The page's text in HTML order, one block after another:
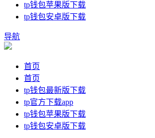
tp钱包苹果版下载
tp钱包安卓版下载
导航
首页
首页
tp钱包最新版下载
tp官方下载app
tp钱包苹果版下载
tp钱包安卓版下载